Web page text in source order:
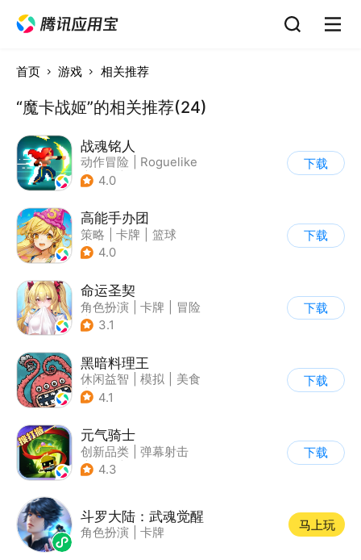
首页 游戏 相关推荐
“魔卡战姬”的相关推荐(24)
战魂铭人
动作冒险
Roguelike
| 冒险
4.0
下载
高能手办团
策略 卡牌
篮球
| 美少女
4.0
下载
命运圣契
角色扮演 卡牌
冒险
| 美少女
3.1
下载
黑暗料理王
休闲益智 模拟
美食
| 卡通
4.1
下载
元气骑士
创新品类
弹幕射击
| 地牢
4.3
下载
斗罗大陆：武魂觉醒
角色扮演 卡牌
马上玩